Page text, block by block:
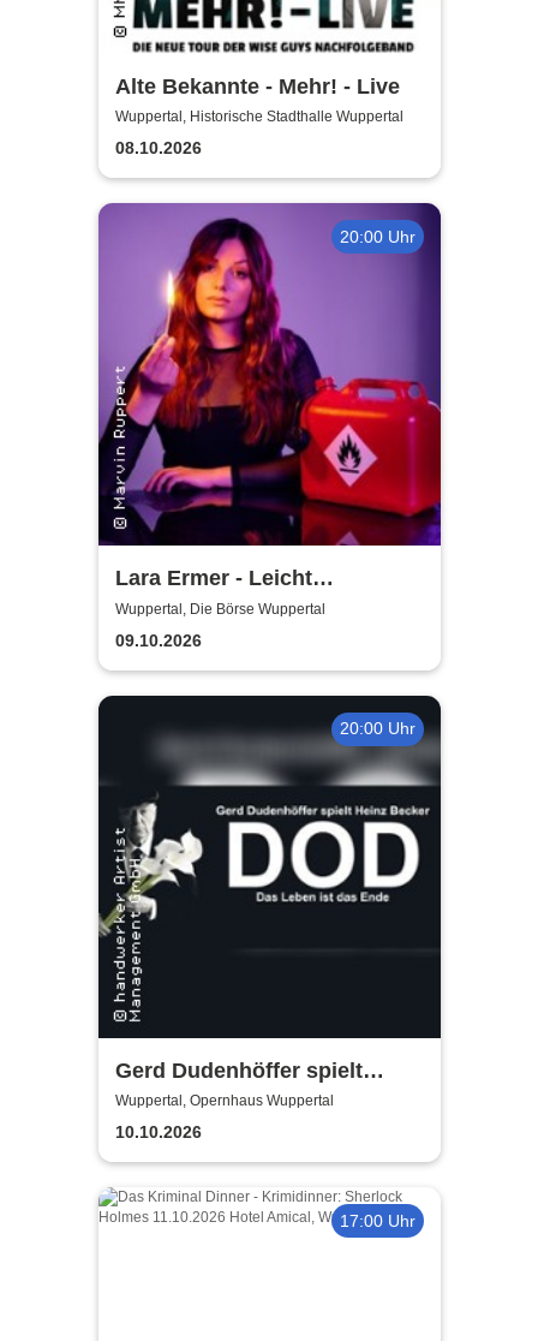
Alte Bekannte - Mehr! - Live
Wuppertal, Historische Stadthalle Wuppertal
08.10.2026
20:00 Uhr
Lara Ermer - Leicht
entflammbar
Wuppertal, Die Börse Wuppertal
09.10.2026
20:00 Uhr
Gerd Dudenhöffer spielt
Heinz Becker
Wuppertal, Opernhaus Wuppertal
10.10.2026
17:00 Uhr